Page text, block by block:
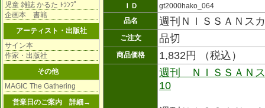
児童 雑誌 かるた ﾄﾗﾝﾌﾟ
企画本 書籍
アーティスト・出版社
サイン本
作家・出版社
その他
MAGIC The Gathering
営業日のご案内 詳細→
ＩＤ
gt2000hako_064
品名
週刊ＮＩＳＳＡＮス
ご注文 品切
商品価格 1,832円 （税込）
週刊 ＮＩＳＳＡＮ
10